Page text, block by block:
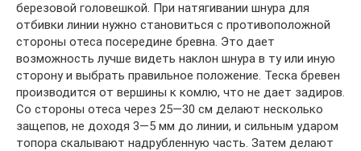
березовой головешкой. При натягивании шнура для
отбивки линии нужно становиться с противоположной
стороны отеса посередине бревна. Это дает
возможность лучше видеть наклон шнура в ту или иную
сторону и выбрать правильное положение. Теска бревен
производится от вершины к комлю, что не дает задиров.
Со стороны отеса через 25—30 см делают несколько
защепов, не доходя 3—5 мм до линии, и сильным ударом
топора скалывают надрубленную часть. Затем делают